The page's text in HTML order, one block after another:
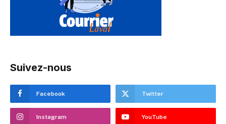
Suivez-nous
Facebook Twitter
Instagram YouTube